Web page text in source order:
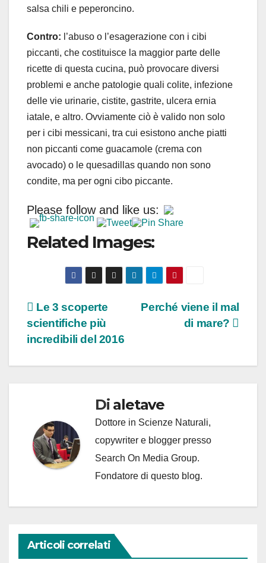
salsa chili e peperoncino.
Contro: l’abuso o l’esagerazione con i cibi
piccanti, che costituisce la maggior parte delle
ricette di questa cucina, può provocare diversi
problemi e anche patologie quali colite, infezione
delle vie urinarie, cistite, gastrite, ulcera ernia
iatale, e altro. Ovviamente ciò è valido non solo
per i cibi messicani, tra cui esistono anche piatti
non piccanti come guacamole (crema con
avocado) o le quesadillas quando non sono
condite, ma per ogni cibo piccante.
Please follow and like us:
Related Images:
Navigazione
articoli
Perché viene il mal
di mare?
Le 3 scoperte
scientifiche più
incredibili del 2016
Di aletave
Dottore in Scienze Naturali,
copywriter e blogger presso
Search On Media Group.
Fondatore di questo blog.
Articoli correlati